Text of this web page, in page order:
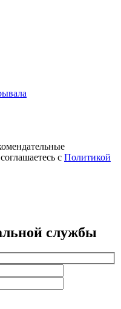
с Политикой
службы